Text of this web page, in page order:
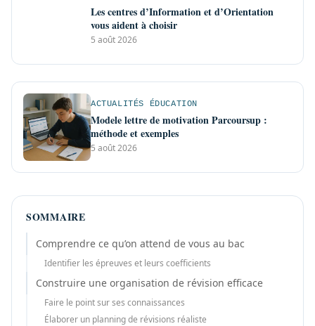
Les centres d’Information et d’Orientation
vous aident à choisir
5 août 2026
ACTUALITÉS ÉDUCATION
Modele lettre de motivation Parcoursup :
méthode et exemples
5 août 2026
SOMMAIRE
Comprendre ce qu’on attend de vous au bac
Identifier les épreuves et leurs coefficients
Construire une organisation de révision efficace
Faire le point sur ses connaissances
Élaborer un planning de révisions réaliste